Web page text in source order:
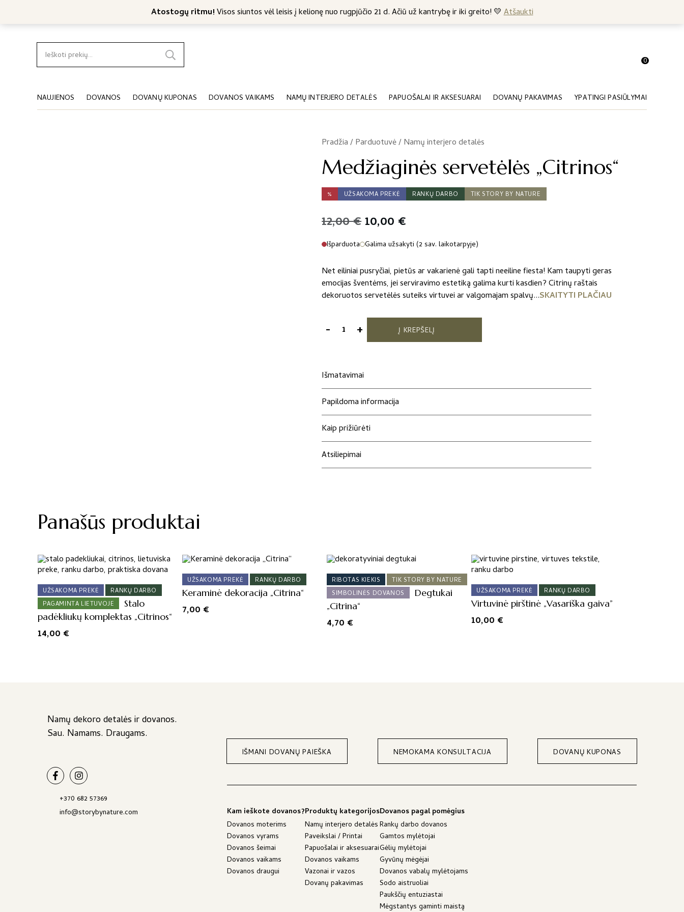
Atostogų ritmu!Visos siuntos vėl leisis į kelionę nuo rugpjūčio 21 d. Ačiū už kantrybę ir iki greito! 💛Atšaukti
Nemokamas siuntimas nuo 45 Eur
Ieškoti:
0
NAUJIENOS DOVANOS DOVANŲ KUPONAS DOVANOS VAIKAMS NAMŲ INTERJERO DETALĖS PAPUOŠALAI IR AKSESUARAI DOVANŲ PAKAVIMAS YPATINGI PASIŪLYMAI
Pradžia/Parduotuvė/Namų interjero detalės
/
Medžiaginės servetėlės „Citrinos“
% UŽSAKOMA PREKĖ RANKŲ DARBO TIK STORY BY NATURE
12,00€Original
price
12,00 €.
10,00 €
price
10,00 €.
Išparduota Galima užsakyti (2 sav. laikotarpyje)
Net eiliniai pusryčiai, pietūs ar vakarienė gali tapti neeiline fiesta! Kam taupyti geras
emocijas šventėms, jei serviravimo estetiką galima kurti kasdien? Citrinų raštais
dekoruotos servetėlės suteiks virtuvei ar valgomajam spalvų...SKAITYTI PLAČIAU
-produkto
servetėlės
+ Į KREPŠELĮ
Išmatavimai
Papildoma informacija
Kaip prižiūrėti
Atsiliepimai
Panašūs produktai
UŽSAKOMA PREKĖ
RANKŲ DARBO
PAGAMINTA LIETUVOJE
Stalo
padėkliukų komplektas „Citrinos“
14,00 €
UŽSAKOMA PREKĖ RANKŲ DARBO
Keraminė dekoracija „Citrina“
7,00 €
RIBOTAS KIEKIS
TIK STORY BY NATURE
SIMBOLINĖS DOVANOS
Degtukai
„Citrina“
4,70 €
UŽSAKOMA PREKĖ RANKŲ DARBO
Virtuvinė pirštinė „Vasariška gaiva”
10,00 €
Namų dekoro detalės ir dovanos.
Sau. Namams. Draugams.
+370 682 57369
info@storybynature.com
IŠMANI DOVANŲ PAIEŠKA NEMOKAMA KONSULTACIJA DOVANŲ KUPONAS
Kam ieškote dovanos?
Dovanos moterims
Dovanos vyrams
Dovanos šeimai
Dovanos vaikams
Dovanos draugui
Produktų kategorijos
Namų interjero detalės
Paveikslai / Printai
Papuošalai ir aksesuarai
Dovanos vaikams
Vazonai ir vazos
Dovanų pakavimas
Dovanos pagal pomėgius
Rankų darbo dovanos
Gamtos mylėtojai
Gėlių mylėtojai
Gyvūnų mėgėjai
Dovanos vabalų mylėtojams
Sodo aistruoliai
Paukščių entuziastai
Mėgstantys gaminti maistą